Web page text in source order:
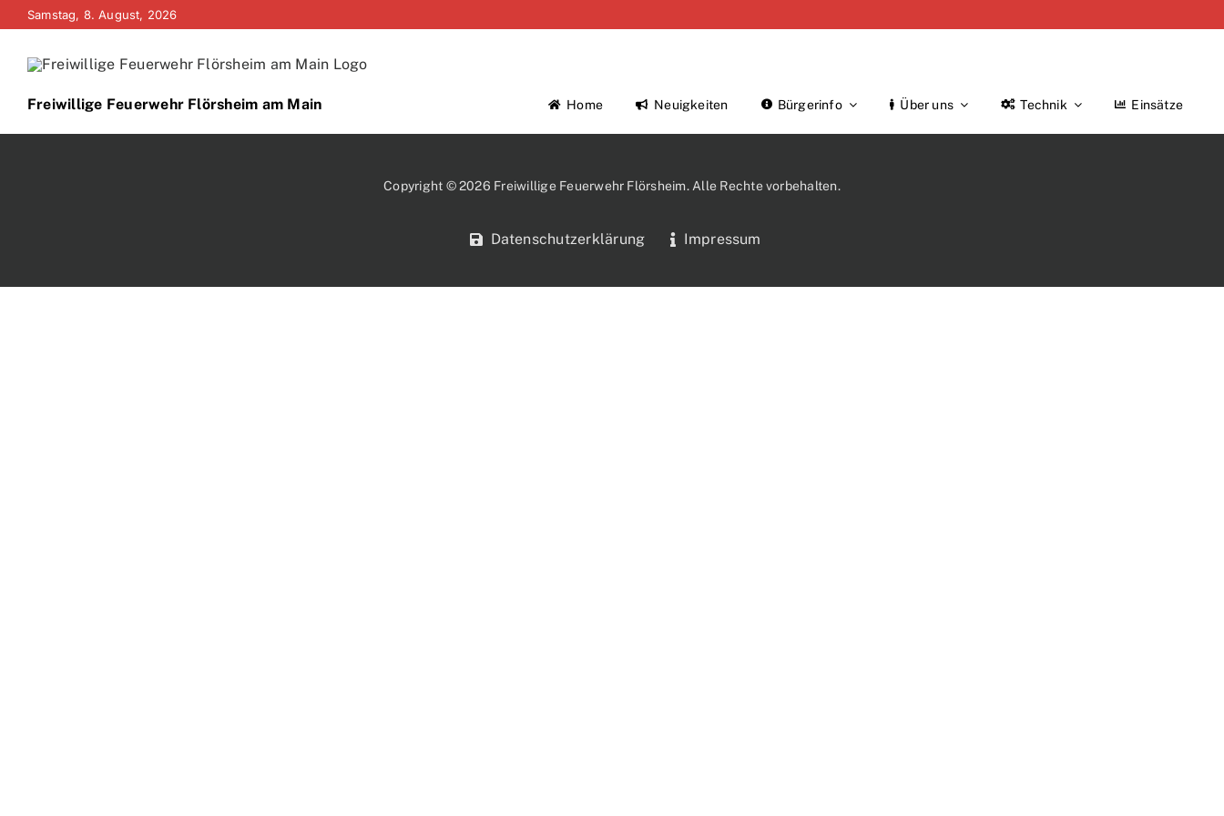
Zum
springen
Samstag, 8. August, 2026
Freiwillige Feuerwehr Flörsheim am Main Home Neuigkeiten Bürgerinfo Über uns Technik Einsätze
Copyright © 2026 Freiwillige Feuerwehr Flörsheim. Alle Rechte vorbehalten.
Datenschutzerklärung Impressum